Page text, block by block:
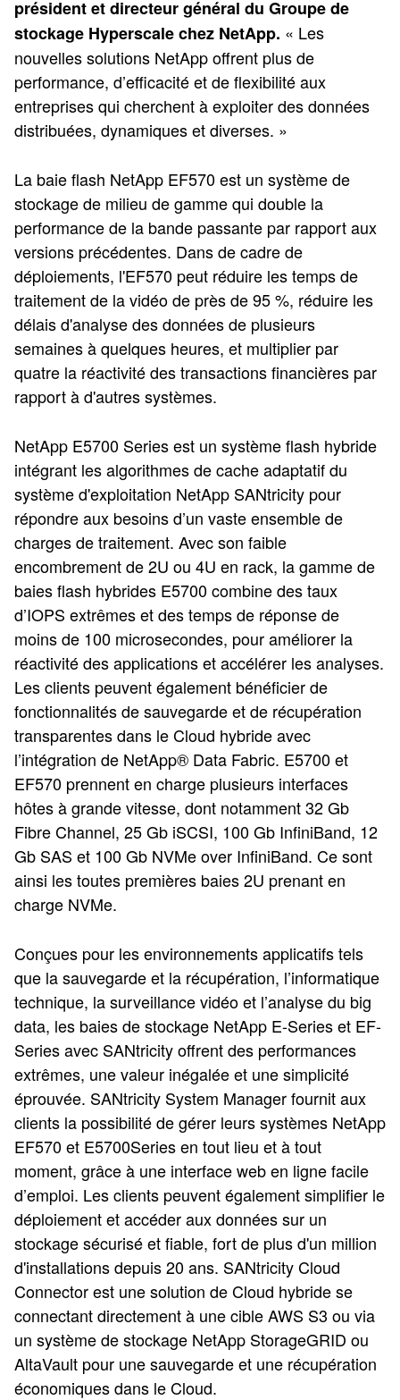
président et directeur général du Groupe de
stockage Hyperscale chez NetApp. « Les
nouvelles solutions NetApp offrent plus de
performance, d’efficacité et de flexibilité aux
entreprises qui cherchent à exploiter des données
distribuées, dynamiques et diverses. »
La baie flash NetApp EF570 est un système de
stockage de milieu de gamme qui double la
performance de la bande passante par rapport aux
versions précédentes. Dans de cadre de
déploiements, l'EF570 peut réduire les temps de
traitement de la vidéo de près de 95 %, réduire les
délais d'analyse des données de plusieurs
semaines à quelques heures, et multiplier par
quatre la réactivité des transactions financières par
rapport à d'autres systèmes.
NetApp E5700 Series est un système flash hybride
intégrant les algorithmes de cache adaptatif du
système d'exploitation NetApp SANtricity pour
répondre aux besoins d’un vaste ensemble de
charges de traitement. Avec son faible
encombrement de 2U ou 4U en rack, la gamme de
baies flash hybrides E5700 combine des taux
d’IOPS extrêmes et des temps de réponse de
moins de 100 microsecondes, pour améliorer la
réactivité des applications et accélérer les analyses.
Les clients peuvent également bénéficier de
fonctionnalités de sauvegarde et de récupération
transparentes dans le Cloud hybride avec
l’intégration de NetApp® Data Fabric. E5700 et
EF570 prennent en charge plusieurs interfaces
hôtes à grande vitesse, dont notamment 32 Gb
Fibre Channel, 25 Gb iSCSI, 100 Gb InfiniBand, 12
Gb SAS et 100 Gb NVMe over InfiniBand. Ce sont
ainsi les toutes premières baies 2U prenant en
charge NVMe.
Conçues pour les environnements applicatifs tels
que la sauvegarde et la récupération, l’informatique
technique, la surveillance vidéo et l’analyse du big
data, les baies de stockage NetApp E-Series et EF-
Series avec SANtricity offrent des performances
extrêmes, une valeur inégalée et une simplicité
éprouvée. SANtricity System Manager fournit aux
clients la possibilité de gérer leurs systèmes NetApp
EF570 et E5700Series en tout lieu et à tout
moment, grâce à une interface web en ligne facile
d’emploi. Les clients peuvent également simplifier le
déploiement et accéder aux données sur un
stockage sécurisé et fiable, fort de plus d'un million
d'installations depuis 20 ans. SANtricity Cloud
Connector est une solution de Cloud hybride se
connectant directement à une cible AWS S3 ou via
un système de stockage NetApp StorageGRID ou
AltaVault pour une sauvegarde et une récupération
économiques dans le Cloud.